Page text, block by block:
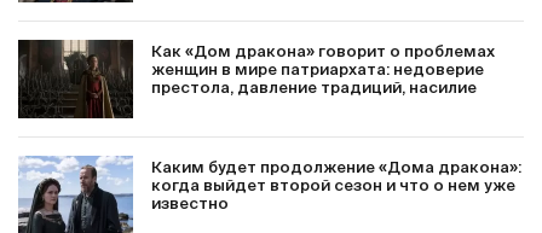
Как «Дом дракона» говорит о проблемах
женщин в мире патриархата: недоверие
престола, давление традиций, насилие
Каким будет продолжение «Дома дракона»:
когда выйдет второй сезон и что о нем уже
известно